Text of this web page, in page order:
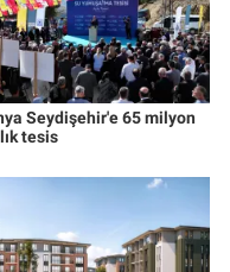
Seydişehir'e 65 milyon
tesis